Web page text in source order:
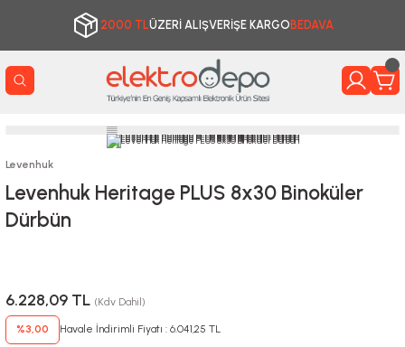
2000 TLÜZERİ ALIŞVERİŞE KARGO BEDAVA
Levenhuk
Levenhuk Heritage PLUS 8x30 Binoküler
Dürbün
6.228,09 TL (Kdv Dahil)
%3,00 Havale İndirimli Fiyatı : 6.041,25 TL